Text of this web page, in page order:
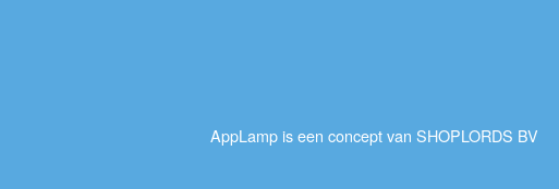
AppLamp is een concept van SHOPLORDS BV